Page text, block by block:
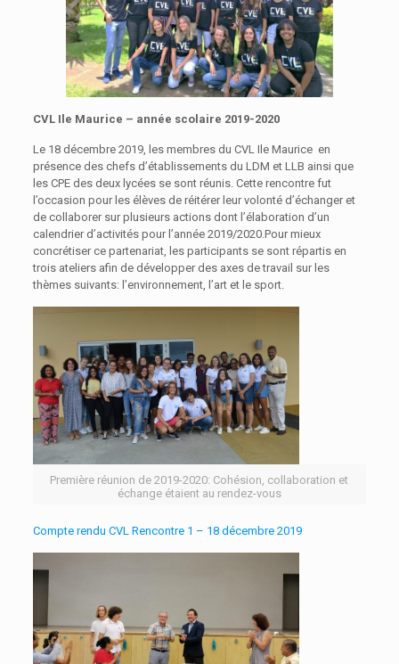
CVL Ile Maurice – année scolaire 2019-2020
Le 18 décembre 2019, les membres du CVL Ile Maurice en
présence des chefs d’établissements du LDM et LLB ainsi que
les CPE des deux lycées se sont réunis. Cette rencontre fut
l’occasion pour les élèves de réitérer leur volonté d’échanger et
de collaborer sur plusieurs actions dont l’élaboration d’un
calendrier d’activités pour l’année 2019/2020.Pour mieux
concrétiser ce partenariat, les participants se sont répartis en
trois ateliers afin de développer des axes de travail sur les
thèmes suivants: l’environnement, l’art et le sport.
Première réunion de 2019-2020: Cohésion, collaboration et
échange étaient au rendez-vous
Compte rendu CVL Rencontre 1 – 18 décembre 2019